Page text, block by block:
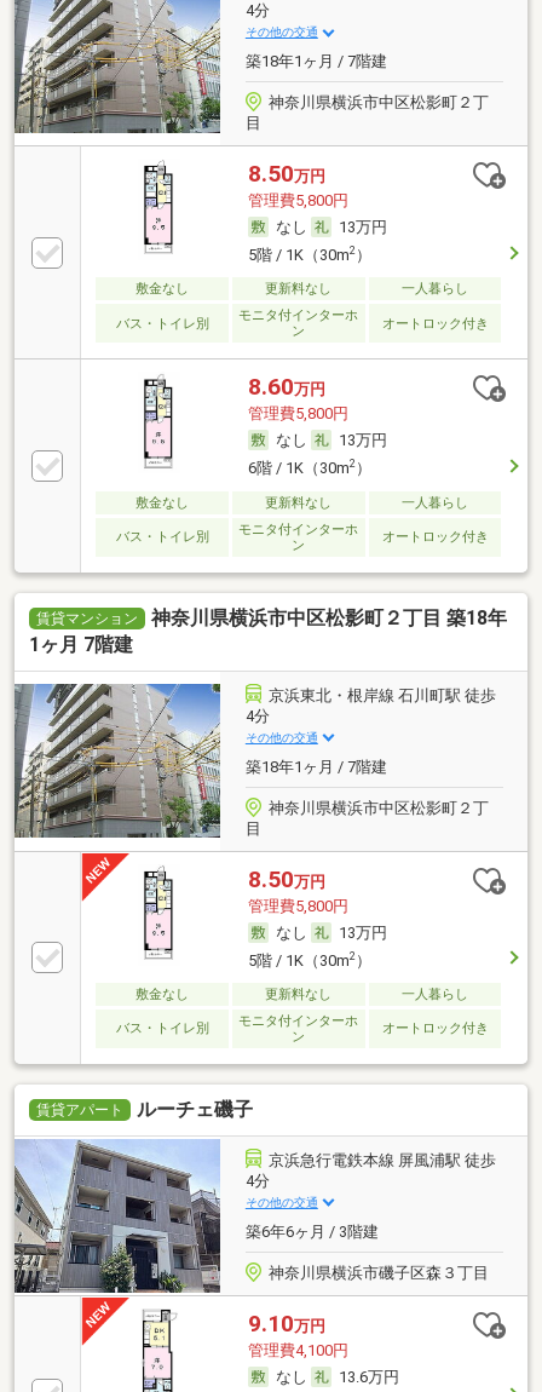
4分
その他の交通
築18年1ヶ月 / 7階建
神奈川県横浜市中区松影町２丁
目
8.50万円
管理費5,800円
なし
13万円
5階 / 1K（30m2）
敷金なし 更新料なし 一人暮らし
バス・トイレ別
モニタ付インターホ
ン
オートロック付き
8.60万円
管理費5,800円
なし
13万円
6階 / 1K（30m2）
敷金なし 更新料なし 一人暮らし
バス・トイレ別
モニタ付インターホ
ン
オートロック付き
賃貸マンション
神奈川県横浜市中区松影町２丁目 築18年
1ヶ月 7階建
京浜東北・根岸線 石川町駅 徒歩
4分
その他の交通
築18年1ヶ月 / 7階建
神奈川県横浜市中区松影町２丁
目
8.50万円
管理費5,800円
なし
13万円
5階 / 1K（30m2）
敷金なし 更新料なし 一人暮らし
バス・トイレ別
モニタ付インターホ
ン
オートロック付き
賃貸アパート ルーチェ磯子
京浜急行電鉄本線 屏風浦駅 徒歩
4分
その他の交通
築6年6ヶ月 / 3階建
神奈川県横浜市磯子区森３丁目
9.10万円
管理費4,100円
なし
13.6万円